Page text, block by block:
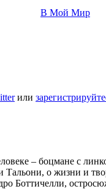
В Мой Мир
или
– боцмане с
Тальони, о жизни и
Боттичелли,